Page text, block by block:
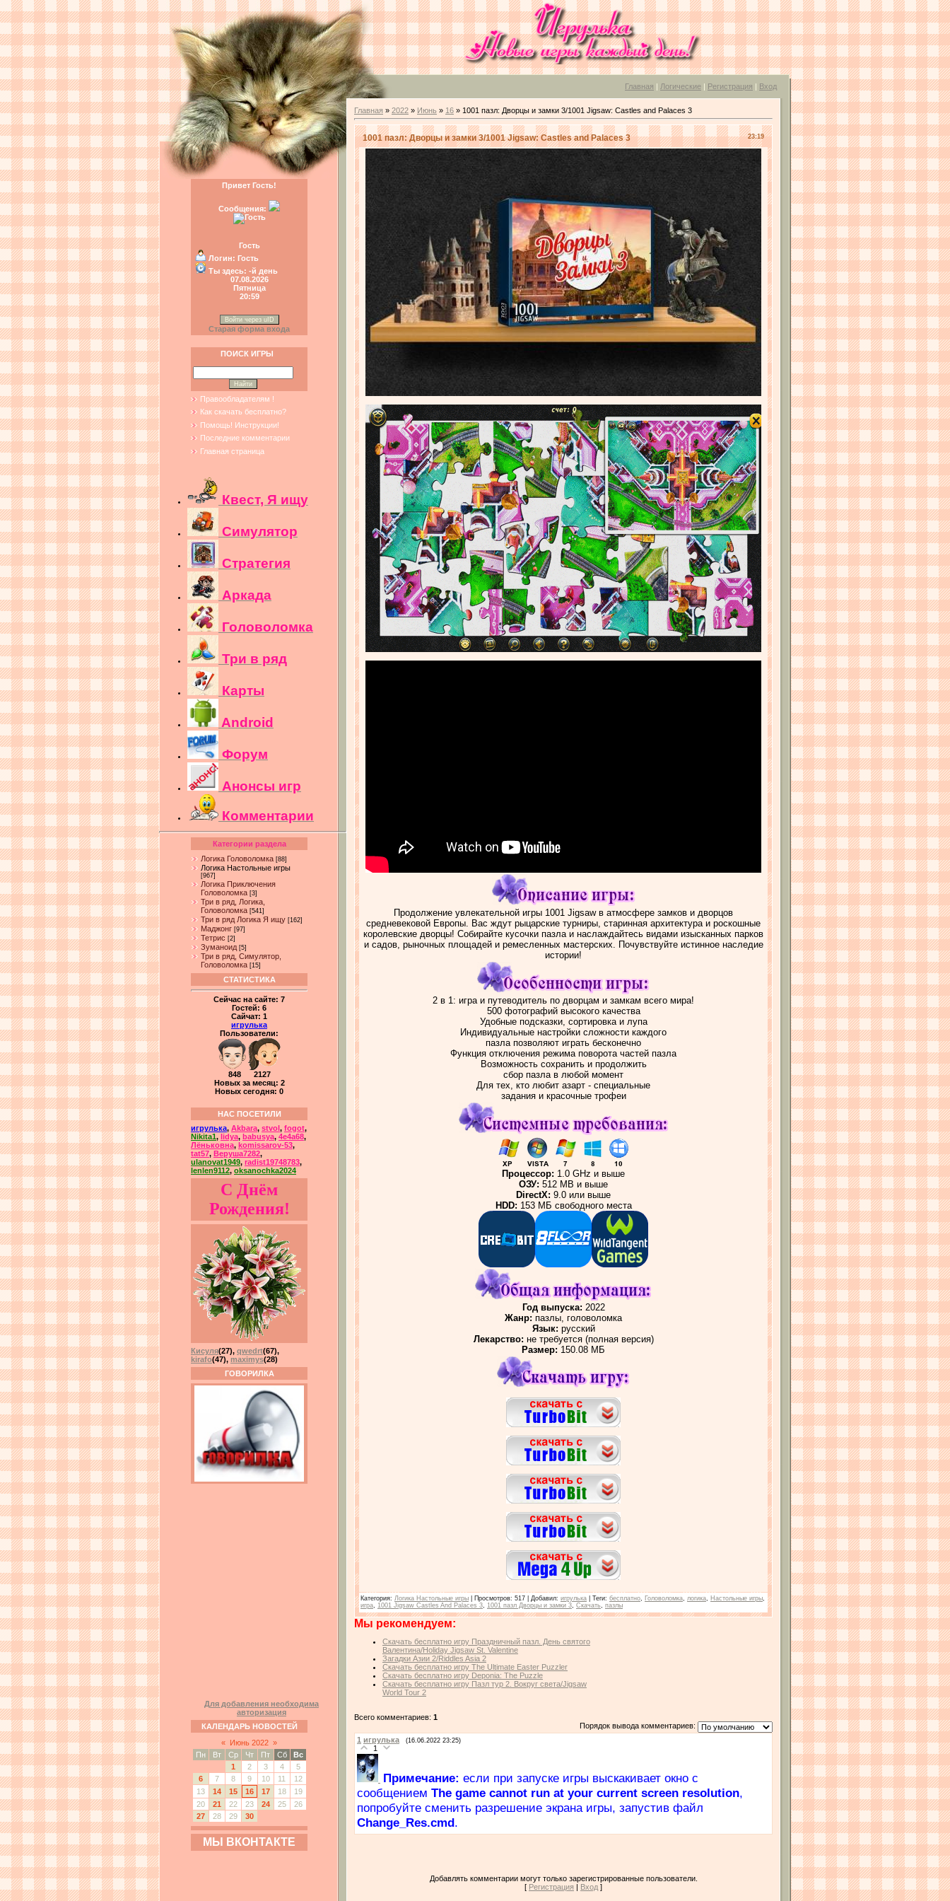
Главная | Логические | Регистрация | Вход
Привет Гость!
Сообщения:
Гость
Логин: Гость
Ты здесь: -й день
07.08.2026
Пятница
20:59
Войти через uID
Старая форма входа
ПОИСК ИГРЫ
Правообладателям !
Как скачать бесплатно?
Помощь! Инструкции!
Последние комментарии
Главная страница
Квест, Я ищу
Симулятор
Стратегия
Аркада
Головоломка
Три в ряд
Карты
Android
Форум
Анонсы игр
Комментарии
Категории раздела
Логика Головоломка [88]
Логика Настольные игры
[967]
Логика Приключения
Головоломка [3]
Три в ряд, Логика,
Головоломка [541]
Три в ряд Логика Я ищу [162]
Маджонг [97]
Тетрис [2]
Зуманоид [5]
Три в ряд, Симулятор,
Головоломка [15]
СТАТИСТИКА
Сейчас на сайте: 7
Гостей: 6
Сайчат: 1
игрулька
Пользователи:
848 2127
Новых за месяц: 2
Новых сегодня: 0
НАС ПОСЕТИЛИ
игрулька, Akbara, stvol , fogot,
Nikita1, lidya, babusya, 4e4a68,
Лёньковна, komissarov-53,
tat57, Веруша7282,
ulanovat1949, radist19748783,
lenlen9112, oksanochka2024
С Днём
Рождения!
Кисуля(27), qwedrt(67),
kirafo(47), maximys(28)
ГОВОРИЛКА
Для добавления необходима
авторизация
КАЛЕНДАРЬ НОВОСТЕЙ
«
Июнь 2022 »
Пн
Вт Ср Чт Пт Сб
Вс
1
2 3 4
5
6
7 8 9 10 11
12
13
14 15 16 17 18
19
20
21 22 23 24 25
26
27
28 29 30
МЫ ВКОНТАКТЕ
Главная » 2022 » Июнь » 16 » 1001 пазл: Дворцы и замки 3/1001 Jigsaw: Castles and Palaces 3
23:19
1001 пазл: Дворцы и замки 3/1001 Jigsaw: Castles and Palaces 3
Продолжение увлекательной игры 1001 Jigsaw в атмосфере замков и дворцов
средневековой Европы. Вас ждут рыцарские турниры, старинная архитектура и роскошные
королевские дворцы! Собирайте кусочки пазла и наслаждайтесь видами изысканных парков
и садов, рыночных площадей и ремесленных мастерских. Почувствуйте истинное наследие
истории!
2 в 1: игра и путеводитель по дворцам и замкам всего мира!
500 фотографий высокого качества
Удобные подсказки, сортировка и лупа
Индивидуальные настройки сложности каждого
пазла позволяют играть бесконечно
Функция отключения режима поворота частей пазла
Возможность сохранить и продолжить
сбор пазла в любой момент
Для тех, кто любит азарт - специальные
задания и красочные трофеи
Процессор: 1.0 GHz и выше
ОЗУ: 512 MB и выше
DirectX: 9.0 или выше
HDD: 153 МБ свободного места
Год выпуска: 2022
Жанр: пазлы, головоломка
Язык: русский
Лекарство: не требуется (полная версия)
Размер: 150.08 МБ
Категория: Логика Настольные игры Просмотров: 517 | Добавил: игрулька Теги: бесплатно Головоломка логика Настольные игры
игра
1001 Jigsaw Castles And Palaces 3 1001 пазл Дворцы и замки 3 Скачать пазлы
Мы рекомендуем:
Скачать бесплатно игру Праздничный пазл. День святого
Валентина/Holiday Jigsaw St. Valentine
Загадки Азии 2/Riddles Asia 2
Скачать бесплатно игру The Ultimate Easter Puzzler
Скачать бесплатно игру Deponia: The Puzzle
Скачать бесплатно игру Пазл тур 2. Вокруг света/Jigsaw
World Tour 2
Всего комментариев: 1
Порядок вывода комментариев:
1 игрулька (16.06.2022 23:25)
1
Примечание: если при запуске игры выскакивает окно с
сообщением The game cannot run at your current screen resolution,
попробуйте сменить разрешение экрана игры, запустив файл
Change_Res.cmd.
Добавлять комментарии могут только зарегистрированные пользователи.
[ Регистрация | Вход ]